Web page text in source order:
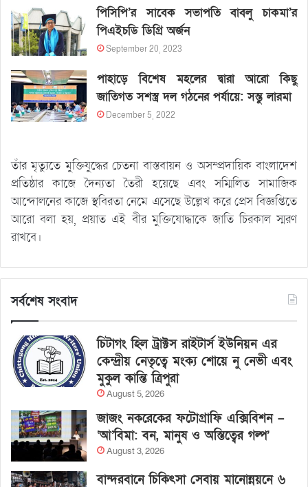
পিসিপি’র সাবেক সভাপতি বাবলু চাকমা’র
পিএইচডি ডিগ্রি অর্জন
September 20, 2023
পাহাড়ে বিশেষ মহলের দ্বারা আরো কিছু
জাতিগত সশস্ত্র দল গঠনের পর্যায়ে: সন্তু লারমা
December 5, 2022
তাঁর মৃত্যুতে মুক্তিযুদ্ধের চেতনা বাস্তবায়ন ও অসম্প্রদায়িক বাংলাদেশ
প্রতিষ্ঠার কাজে দৈন্যতা তৈরী হয়েছে এবং সম্মিলিত সামাজিক
আন্দোলনের কাজে স্থবিরতা নেমে এসেছে উল্লেখ করে প্রেস বিজ্ঞপ্তিতে
আরো বলা হয়, প্রয়াত এই বীর মুক্তিযোদ্ধাকে জাতি চিরকাল স্মরণ
রাখবে।
সর্বশেষ সংবাদ
চিটাগং হিল ট্রাক্টস রাইটার্স ইউনিয়ন এর
কেন্দ্রীয় নেতৃত্বে মংক্য শোয়ে নু নেভী এবং
মুকুল কান্তি ত্রিপুরা
August 5, 2026
জাজং নকরেকের ফটোগ্রাফি এক্সিবিশন –
‘আ’বিমা: বন, মানুষ ও অস্তিত্বের গল্প’
August 3, 2026
বান্দরবানে চিকিৎসা সেবায় মানোন্নয়নে ৬